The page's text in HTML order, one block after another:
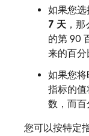
如果您
7 天，那
的第 90
来的百分
如果您
指标的
数 ， 而百
您可以按特定